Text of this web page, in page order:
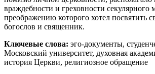
враждебности и греховности секулярного
преображению которого хотел посвятить
богослов и священник.
Ключевые слова: эго-документы,
Московский университет, духовная
история Церкви, религиозное обращение